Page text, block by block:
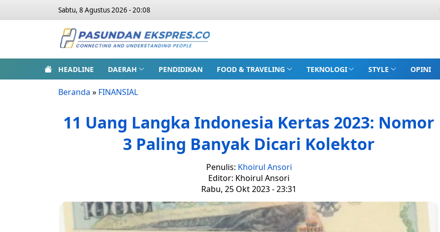
Sabtu, 8 Agustus 2026 - 20:08
HEADLINE DAERAH PENDIDIKAN FOOD & TRAVELING TEKNOLOGI STYLE OPINI
Beranda » FINANSIAL
11 Uang Langka Indonesia Kertas 2023: Nomor
3 Paling Banyak Dicari Kolektor
Penulis: Khoirul Ansori
Editor: Khoirul Ansori
Rabu, 25 Okt 2023 - 23:31